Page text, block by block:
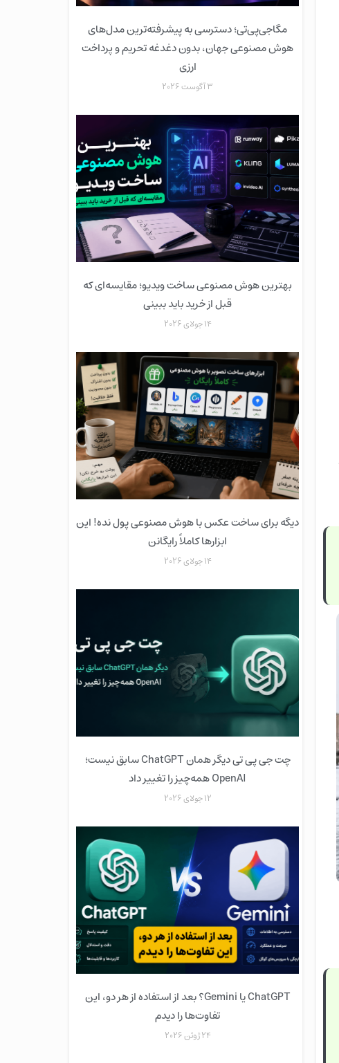
مگاجی‌پی‌تی؛ دسترسی به پیشرفته‌ترین مدل‌های
هوش مصنوعی جهان، بدون دغدغه تحریم و پرداخت
ارزی
3 آگوست 2026
بهترین هوش مصنوعی ساخت ویدیو؛ مقایسه‌ای که
قبل از خرید باید ببینی
14 جولای 2026
دیگه برای ساخت عکس با هوش مصنوعی پول نده! این
ابزارها کاملاً رایگانن
14 جولای 2026
چت جی پی تی دیگر همان ChatGPT سابق نیست؛
OpenAI همه‌چیز را تغییر داد
12 جولای 2026
ChatGPT یا Gemini؟ بعد از استفاده از هر دو، این
تفاوت‌ها را دیدم
24 ژوئن 2026